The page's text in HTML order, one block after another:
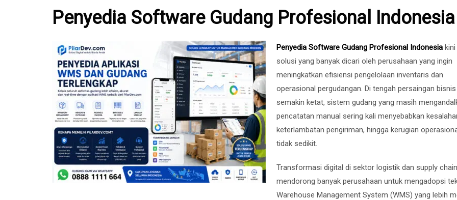
Penyedia Software Gudang Profesional Indonesia
Penyedia Software Gudang Profesional Indonesia
solusi yang banyak dicari oleh perusahaan yang ingin
meningkatkan efisiensi pengelolaan inventaris dan
operasional pergudangan. Di tengah persaingan
semakin ketat, sistem gudang yang masih
pencatatan manual sering kali menyebabkan
keterlambatan pengiriman, hingga kerugian
tidak sedikit.
Transformasi digital di sektor logistik dan supply chain
mendorong banyak perusahaan untuk mengadopsi
Warehouse Management System (WMS) yang lebih